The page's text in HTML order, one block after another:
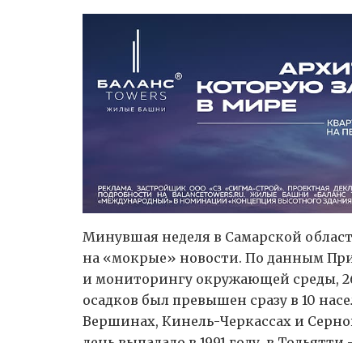
Минувшая неделя в Самарской
на «мокрые» новости. По данным
и мониторингу окружающей среды,
осадков был превышен сразу в 10
Вершинах, Кинель-Черкассах и